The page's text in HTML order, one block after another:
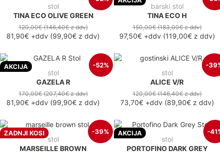
stol
TINA ECO OLIVE GREEN
120,00€(146,40€z ddv)
81,90€ +ddv (99,90€ z ddv)
barski stol
TINA ECO H
150,00€(183,00€z ddv)
97,50€+ddv(119,00€z ddv)
AKCIJA -52%
stol
GAZELA R
170,00€(207,40€z ddv)
81,90€ +ddv (99,90€ z ddv)
-
stol
ALICE V/R
120,00€(146,40€z ddv)
73,70€+ddv(89,90€z ddv)
ZADNJI KOSI -39%
stol
MARSEILLE BROWN
AKCIJA -
stol
PORTOFINO DARK GREY